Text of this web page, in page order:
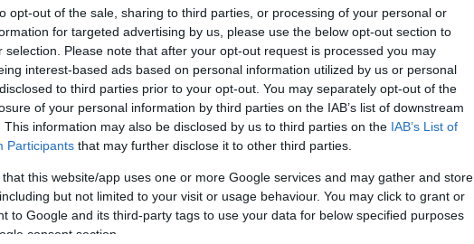
opt-out of the sale, sharing to third parties, or processing of your personal or
for targeted advertising by us, please use the below opt-out section to
selection. Please note that after your opt-out request is processed you may
interest-based ads based on personal information utilized by us or personal
to third parties prior to your opt-out. You may separately opt-out of the
of your personal information by third parties on the IAB’s list of downstream
This information may also be disclosed by us to third parties on the IAB’s List of
Participants that may further disclose it to other third parties.
that this website/app uses one or more Google services and may gather and store
but not limited to your visit or usage behaviour. You may click to grant or
to Google and its third-party tags to use your data for below specified purposes
consent section.